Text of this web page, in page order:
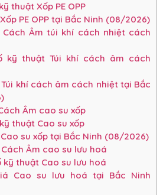
thuật Xốp PE OPP
PE OPP tại Bắc Ninh (08/2026)
Cách Âm túi khí cách nhiệt cách
kỹ thuật Túi khí cách âm cách
khí cách âm cách nhiệt tại Bắc
Âm cao su xốp
thuật Cao su xốp
su xốp tại Bắc Ninh (08/2026)
Âm cao su lưu hoá
kỹ thuật Cao su lưu hoá
Cao su lưu hoá tại Bắc Ninh